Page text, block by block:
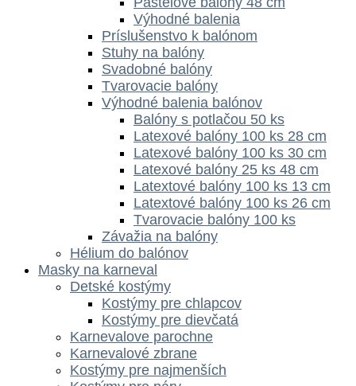
Výhodné balenia
Príslušenstvo k balónom
Stuhy na balóny
Svadobné balóny
Tvarovacie balóny
Výhodné balenia balónov
Balóny s potlačou 50 ks
Latexové balóny 100 ks 28 cm
Latexové balóny 100 ks 30 cm
Latexové balóny 25 ks 48 cm
Latextové balóny 100 ks 13 cm
Latextové balóny 100 ks 26 cm
Tvarovacie balóny 100 ks
Závažia na balóny
Hélium do balónov
Masky na karneval
Detské kostýmy
Kostýmy pre chlapcov
Kostýmy pre dievčatá
Karnevalove parochne
Karnevalové zbrane
Kostýmy pre najmenších